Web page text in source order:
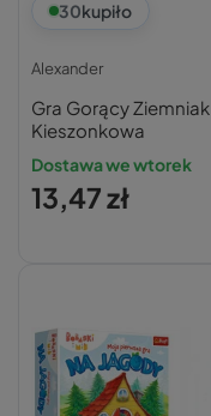
30kupiło
Alexander
Gra Gorący Ziemniak
Kieszonkowa
Dostawa we wtorek
13,47 zł